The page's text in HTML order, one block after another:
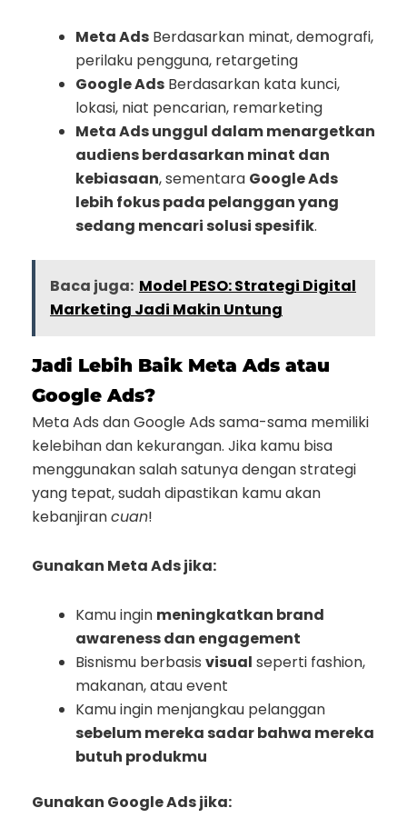
Meta Ads Berdasarkan minat, demografi,
perilaku pengguna, retargeting
Google Ads Berdasarkan kata kunci,
lokasi, niat pencarian, remarketing
Meta Ads unggul dalam menargetkan
audiens berdasarkan minat dan
kebiasaan, sementara Google Ads
lebih fokus pada pelanggan yang
sedang mencari solusi spesifik.
Baca juga: Model PESO: Strategi Digital
Marketing Jadi Makin Untung
Jadi Lebih Baik Meta Ads atau
Google Ads?
Meta Ads dan Google Ads sama-sama memiliki
kelebihan dan kekurangan. Jika kamu bisa
menggunakan salah satunya dengan strategi
yang tepat, sudah dipastikan kamu akan
kebanjirancuan!
Gunakan Meta Ads jika:
Kamu ingin meningkatkan brand
awareness dan engagement
Bisnismu berbasis visual seperti fashion,
makanan, atau event
Kamu ingin menjangkau pelanggan
sebelum mereka sadar bahwa mereka
butuh produkmu
Gunakan Google Ads jika: